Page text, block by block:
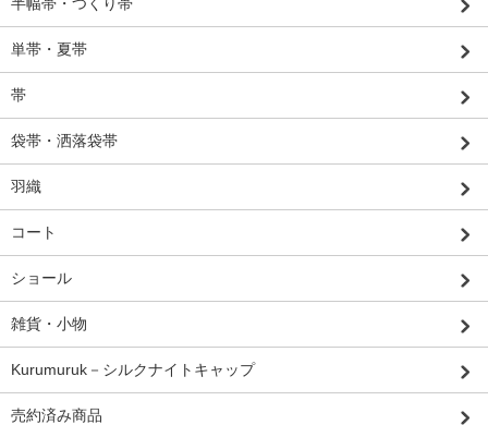
単帯・夏帯
帯
袋帯・洒落袋帯
羽織
コート
ショール
雑貨・小物
Kurumuruk－シルクナイトキャップ
売約済み商品